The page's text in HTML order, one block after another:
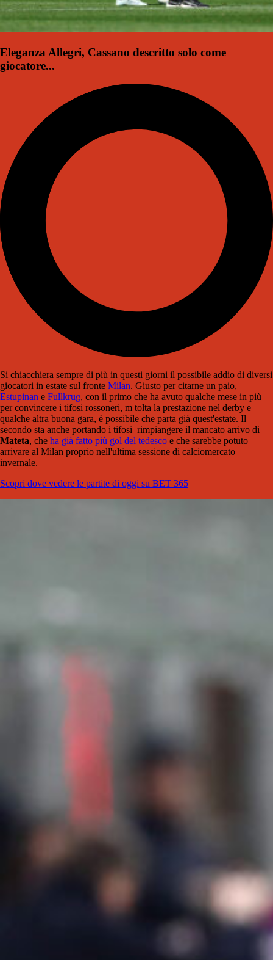
Eleganza Allegri, Cassano descritto solo come
giocatore...
Si chiacchiera sempre di più in questi giorni il possibile addio di diversi
giocatori in estate sul fronte Milan. Giusto per citarne un paio,
Estupinan e Fullkrug, con il primo che ha avuto qualche mese in più
per convincere i tifosi rossoneri, m tolta la prestazione nel derby e
qualche altra buona gara, è possibile che parta già quest'estate. Il
secondo sta anche portando i tifosi rimpiangere il mancato arrivo di
Mateta, che ha già fatto più gol del tedesco e che sarebbe potuto
arrivare al Milan proprio nell'ultima sessione di calciomercato
invernale.
Scopri dove vedere le partite di oggi su BET 365